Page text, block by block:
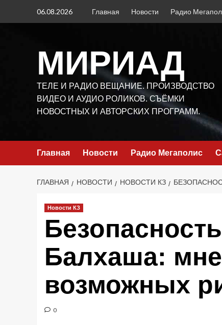
06.08.2026 Главная Новости Радио
МИРИАД
ТЕЛЕ И РАДИО ВЕЩАНИЕ. ПРОИЗВОДСТВО
ВИДЕО И АУДИО РОЛИКОВ. СЪЁМКИ
НОВОСТНЫХ И АВТОРСКИХ ПРОГРАММ.
Главная Новости Радио Мегаполис
ГЛАВНАЯ НОВОСТИ НОВОСТИ КЗ
Новости КЗ
Балхаша:
возможных
0